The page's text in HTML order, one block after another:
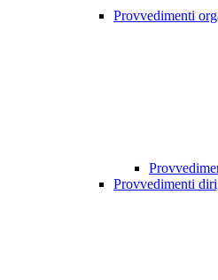
Provvedimenti
Provvedimenti